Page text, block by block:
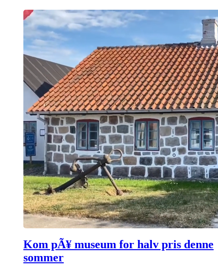
Kom pÃ¥ museum for halv pris denne
sommer